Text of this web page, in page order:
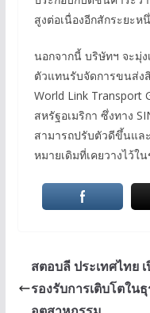
สูงต่อเนื่องอีกสักระยะห
นอกจากนี้ บริษัทฯ จะมุ่
ตัวแทนรับจัดการขนส่ง
World Link Transport
สหรัฐอเมริกา ซึ่งทาง
สามารถปรับตัวดีขึ้นและ
หมายเดิมที่เคยวางไว้ใ
สตอบลี ประเทศไทย
รองรับการเติบโตใ